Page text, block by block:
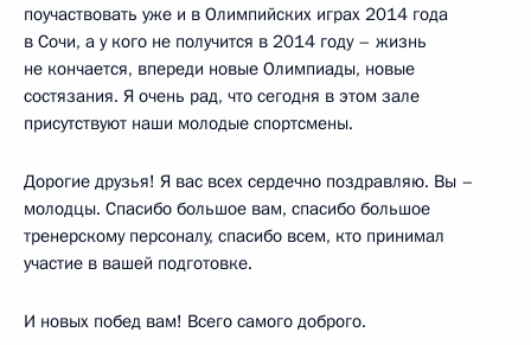
поучаствовать уже и в Олимпийских играх 2014 года
в Сочи, а у кого не получится в 2014 году – жизнь
не кончается, впереди новые Олимпиады, новые
состязания. Я очень рад, что сегодня в этом зале
присутствуют наши молодые спортсмены.
Дорогие друзья! Я вас всех сердечно поздравляю. Вы –
молодцы. Спасибо большое вам, спасибо большое
тренерскому персоналу, спасибо всем, кто принимал
участие в вашей подготовке.
И новых побед вам! Всего самого доброго.